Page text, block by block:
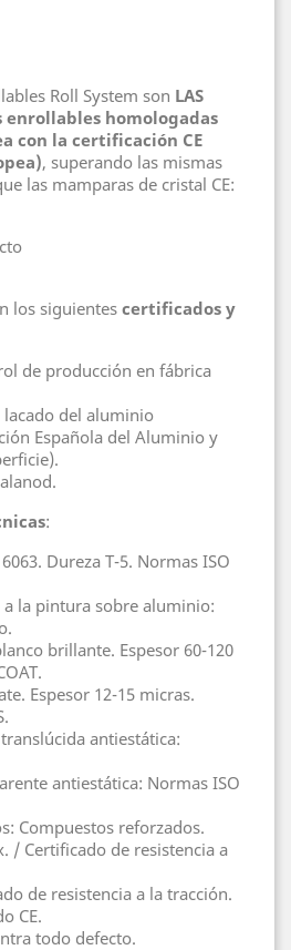
Roll System son LAS
enrollables homologadas
con la certificación CE
, superando las mismas
las mamparas de cristal CE:
los siguientes certificados y
de producción en fábrica
lacado del aluminio
Española del Aluminio y
:
Dureza T-5. Normas ISO
a la pintura sobre aluminio:
brillante. Espesor 60-120
Espesor 12-15 micras.
translúcida antiestática:
antiestática: Normas ISO
Compuestos reforzados.
/ Certificado de resistencia a
de resistencia a la tracción.
CE.
todo defecto.